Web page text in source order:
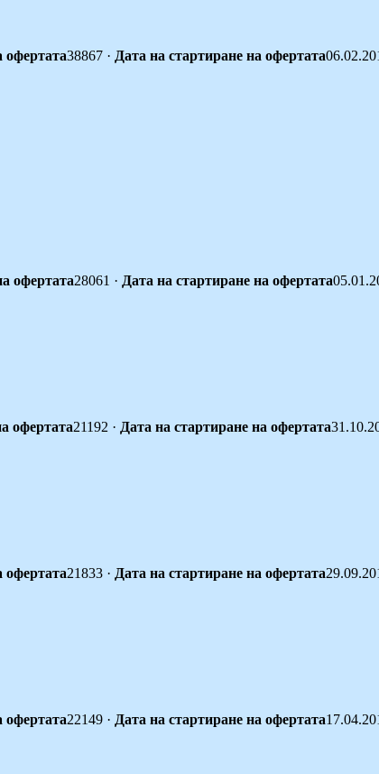
офертата38867 · Дата на стартиране на офертата
офертата28061 · Дата на стартиране на офертата
офертата21192 · Дата на стартиране на офертата
офертата21833 · Дата на стартиране на офертата
офертата22149 · Дата на стартиране на офертата